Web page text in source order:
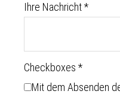
Ihre Nachricht*
Checkboxes *
Mit dem Absenden